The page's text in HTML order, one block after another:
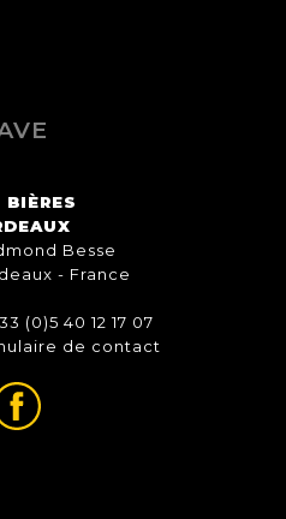
BIÈRES
Besse
- France
(0)5 40 12 17 07
de contact